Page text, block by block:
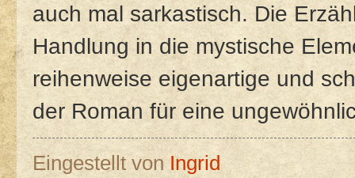
auch mal sarkastisch. Die
Handlung in die mystische
reihenweise eigenartige und
der Roman für eine
Eingestellt vonIngrid